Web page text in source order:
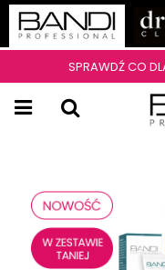
SPRAWDŹ CO